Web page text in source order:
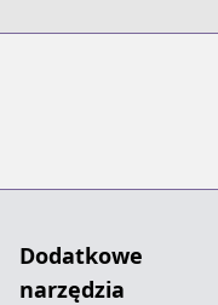
Dodatkowe
narzędzia